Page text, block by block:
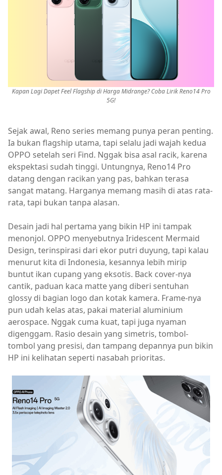
Kapan Lagi Dapet Feel Flagship di Harga Midrange? Coba Lirik Reno14 Pro
5G!
Sejak awal, Reno series memang punya peran penting.
Ia bukan flagship utama, tapi selalu jadi wajah kedua
OPPO setelah seri Find. Nggak bisa asal racik, karena
ekspektasi sudah tinggi. Untungnya, Reno14 Pro
datang dengan racikan yang pas, bahkan terasa
sangat matang. Harganya memang masih di atas rata-
rata, tapi bukan tanpa alasan.
Desain jadi hal pertama yang bikin HP ini tampak
menonjol. OPPO menyebutnya Iridescent Mermaid
Design, terinspirasi dari ekor putri duyung, tapi kalau
menurut kita di Indonesia, kesannya lebih mirip
buntut ikan cupang yang eksotis. Back cover-nya
cantik, paduan kaca matte yang diberi sentuhan
glossy di bagian logo dan kotak kamera. Frame-nya
pun udah kelas atas, pakai material aluminium
aerospace. Nggak cuma kuat, tapi juga nyaman
digenggam. Rasio desain yang simetris, tombol-
tombol yang presisi, dan tampang depannya pun bikin
HP ini kelihatan seperti nasabah prioritas.